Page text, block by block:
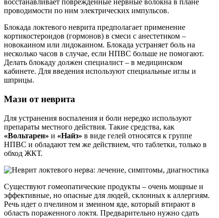
восстанавливает поврежденные нервные волокна в плане
проводимости по ним электрических импульсов.
Блокада локтевого неврита предполагает применение
кортикостероидов (гормонов) в смеси с анестетиком –
новокаином или лидокаином. Блокада устраняет боль на
несколько часов в случае, если НПВС больше не помогают.
Делать блокаду должен специалист – в медицинском
кабинете. Для введения используют специальные иглы и
шприцы.
Мази от неврита
Для устранения воспаления и боли нередко используют
препараты местного действия. Такие средства, как
«Вольтарен» и «Найз» в виде гелей относятся к группе
НПВС и обладают тем же действием, что таблетки, только в
обход ЖКТ.
Существуют гомеопатические продукты – очень мощные и
эффективные, но опасные для людей, склонных к аллергиям.
Речь идет о пчелином и змеином яде, который втирают в
область пораженного локтя. Предварительно нужно сдать